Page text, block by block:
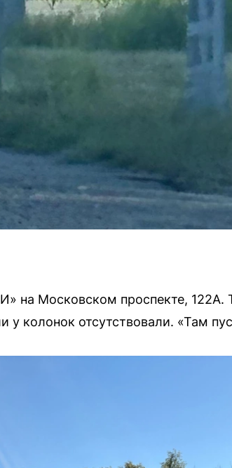
на Московском проспекте, 122А.
у колонок отсутствовали. «Там